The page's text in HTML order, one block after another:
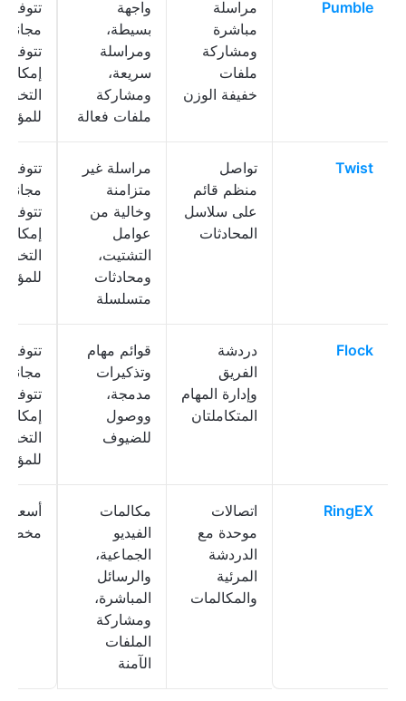
Pumble
مراسلة
مباشرة
ومشاركة
ملفات
خفيفة الوزن
واجهة
بسيطة،
ومراسلة
سريعة،
ومشاركة
ملفات فعالة
تتوفر
مجانية؛
تتوفر
إمكانية
Twist
تواصل
منظم قائم
على سلاسل
المحادثات
مراسلة غير
متزامنة
وخالية من
عوامل
التشتيت،
ومحادثات
متسلسلة
تتوفر
مجانية؛
تتوفر
إمكانية
Flock
دردشة
الفريق
وإدارة المهام
المتكاملتان
قوائم مهام
وتذكيرات
مدمجة،
ووصول
للضيوف
تتوفر
مجانية؛
تتوفر
إمكانية
RingEX
اتصالات
موحدة مع
الدردشة
المرئية
والمكالمات
مكالمات
الفيديو
الجماعية،
والرسائل
المباشرة،
ومشاركة
الملفات
الآمنة
أسعار